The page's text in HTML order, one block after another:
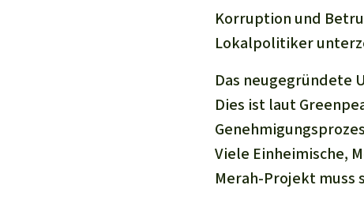
Korruption und
Lokalpolitiker
Das neugegründete
Dies ist laut
Viele Einheimische,
Merah-Projekt